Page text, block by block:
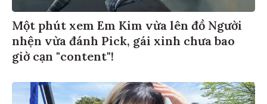
Một phút xem Em Kim vừa lên đồ Người
nhện vừa đánh Pick, gái xinh chưa bao
giờ cạn "content"!